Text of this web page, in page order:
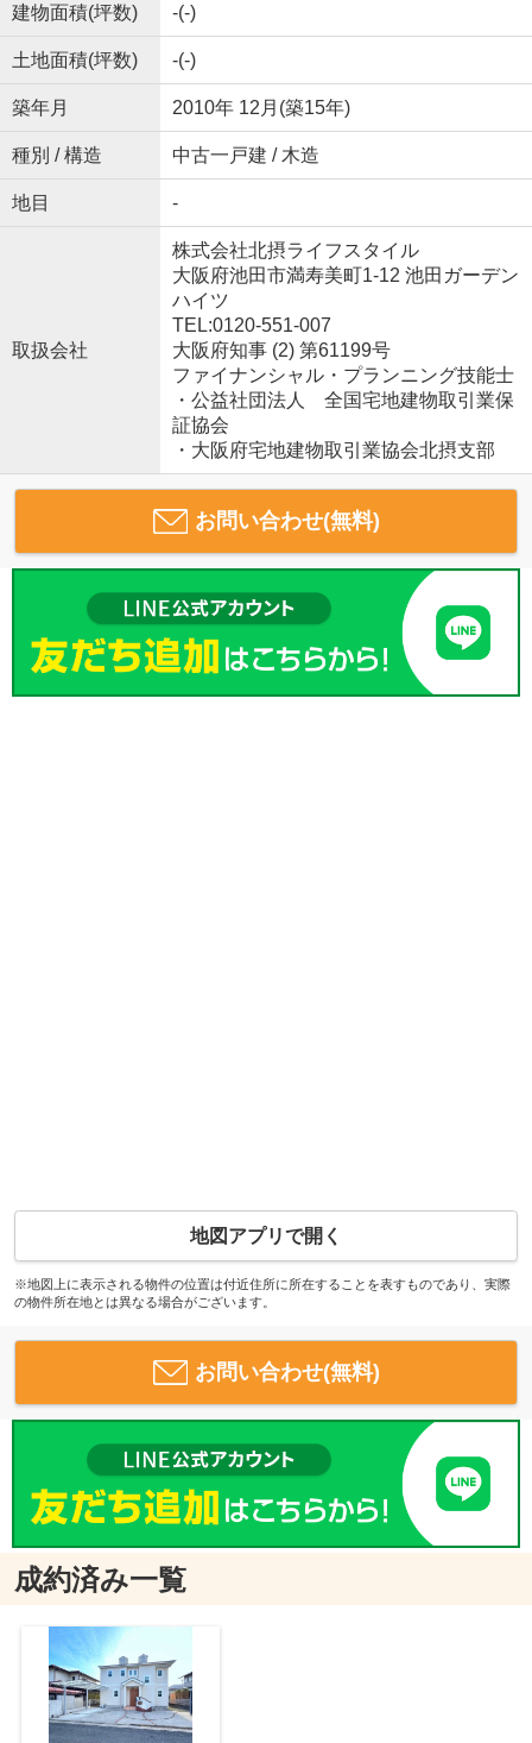
建物面積(坪数) -(-)
土地面積(坪数) -(-)
築年月 2010年 12月(築15年)
種別 / 構造 中古一戸建 / 木造
地目 -
取扱会社
株式会社北摂ライフスタイル
大阪府池田市満寿美町1-12 池田ガーデン
ハイツ
TEL:0120-551-007
大阪府知事 (2) 第61199号
ファイナンシャル・プランニング技能士
・公益社団法人 全国宅地建物取引業保
証協会
・大阪府宅地建物取引業協会北摂支部
お問い合わせ(無料)
地図アプリで開く
※地図上に表示される物件の位置は付近住所に所在することを表すものであり、実際
の物件所在地とは異なる場合がございます。
お問い合わせ(無料)
成約済み一覧